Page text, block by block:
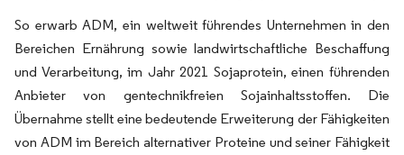
So erwarb ADM, ein weltweit führendes Unternehmen in den
Bereichen Ernährung sowie landwirtschaftliche Beschaffung
und Verarbeitung, im Jahr 2021 Sojaprotein, einen führenden
Anbieter von gentechnikfreien Sojainhaltsstoffen. Die
Übernahme stellt eine bedeutende Erweiterung der Fähigkeiten
von ADM im Bereich alternativer Proteine und seiner Fähigkeit